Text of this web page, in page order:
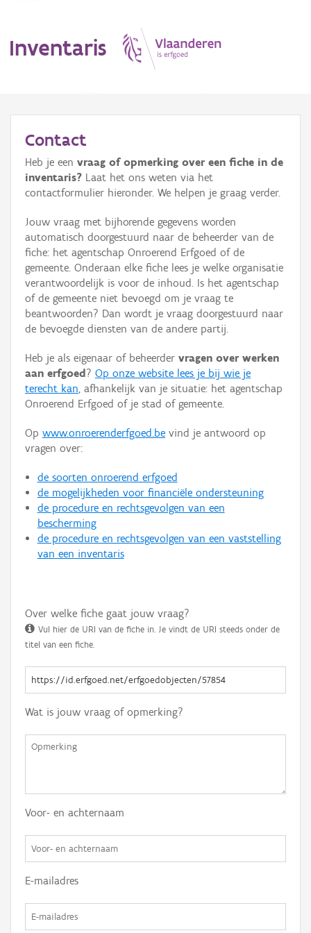
Inventaris
Erfgoedobject
Aanduidingsobject
Waarneming
Thema
Gebeurtenis
Persoon of collectief
Hergebruik
Aanmelden
Contact
Heb je een vraag of opmerking over een fiche in de
inventaris? Laat het ons weten via het
contactformulier hieronder. We helpen je graag verder.
Jouw vraag met bijhorende gegevens worden
automatisch doorgestuurd naar de beheerder van de
fiche: het agentschap Onroerend Erfgoed of de
gemeente. Onderaan elke fiche lees je welke organisatie
verantwoordelijk is voor de inhoud. Is het agentschap
of de gemeente niet bevoegd om je vraag te
beantwoorden? Dan wordt je vraag doorgestuurd naar
de bevoegde diensten van de andere partij.
Heb je als eigenaar of beheerder vragen over werken
aan erfgoed ? Op onze website lees je bij wie je
terecht kan, afhankelijk van je situatie: het agentschap
Onroerend Erfgoed of je stad of gemeente.
Op www.onroerenderfgoed.be vind je antwoord op
vragen over:
de soorten onroerend erfgoed
de mogelijkheden voor financiële ondersteuning
de procedure en rechtsgevolgen van een
bescherming
de procedure en rechtsgevolgen van een vaststelling
van een inventaris
Over welke fiche gaat jouw vraag?
Vul hier de URI van de fiche in. Je vindt de URI steeds onder de
titel van een fiche.
Wat is jouw vraag of opmerking?
Voor- en achternaam
E-mailadres